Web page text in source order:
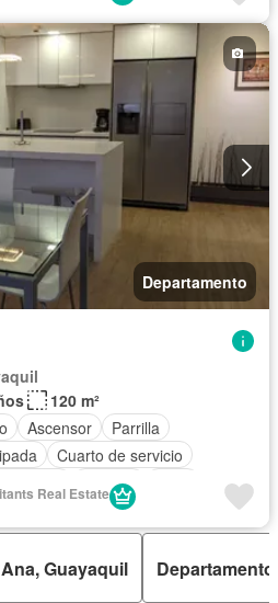
discapacidad
Agua
Patio
Sauna
Ascensor
Parrilla
Vista panorámica
Departamento
120 m²
Ascensor
Parrilla
Cuarto de servicio
Internet
Vista panorámica
Real Estate
Guayaquil